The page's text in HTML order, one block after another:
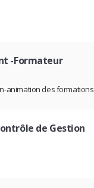
-Formateur
animation des formations
de Gestion